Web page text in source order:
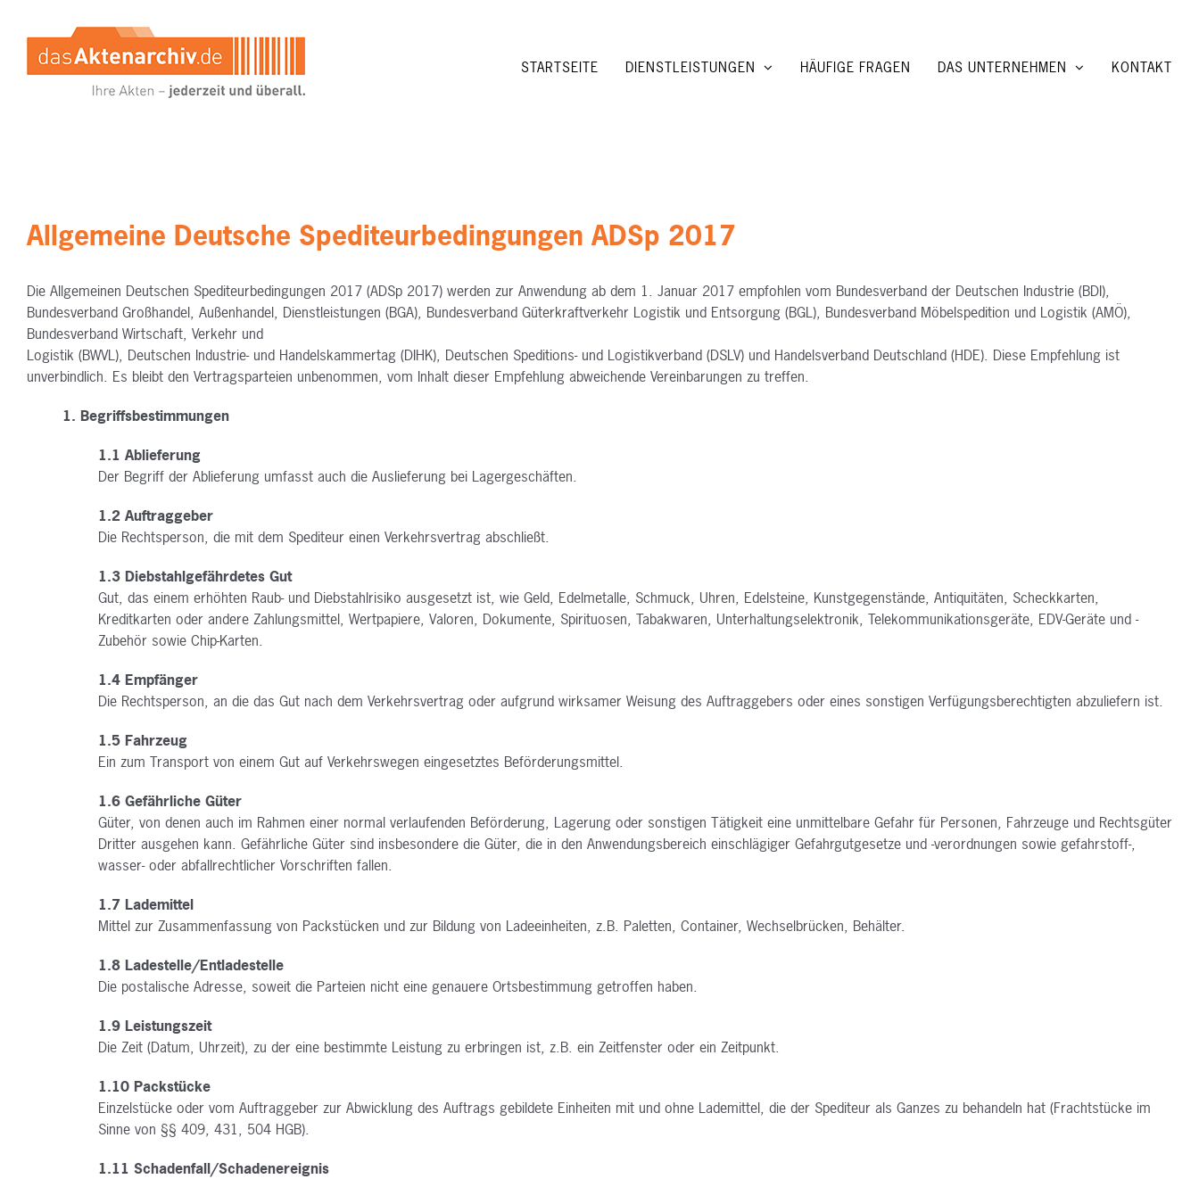
springen
STARTSEITE DIENSTLEISTUNGEN HÄUFIGE FRAGEN DAS UNTERNEHMEN KONTAKT
Allgemeine Deutsche Spediteurbedingungen ADSp 2017
Die Allgemeinen Deutschen Spediteurbedingungen 2017 (ADSp 2017) werden zur Anwendung ab dem 1. Januar 2017 empfohlen vom Bundesverband der Deutschen Industrie (BDI),
Bundesverband Großhandel, Außenhandel, Dienstleistungen (BGA), Bundesverband Güterkraftverkehr Logistik und Entsorgung (BGL), Bundesverband Möbelspedition und Logistik (AMÖ),
Bundesverband Wirtschaft, Verkehr und
Logistik (BWVL), Deutschen Industrie- und Handelskammertag (DIHK), Deutschen Speditions- und Logistikverband (DSLV) und Handelsverband Deutschland (HDE). Diese Empfehlung ist
unverbindlich. Es bleibt den Vertragsparteien unbenommen, vom Inhalt dieser Empfehlung abweichende Vereinbarungen zu treffen.
1. Begriffsbestimmungen
1.1 Ablieferung
Der Begriff der Ablieferung umfasst auch die Auslieferung bei Lagergeschäften.
1.2 Auftraggeber
Die Rechtsperson, die mit dem Spediteur einen Verkehrsvertrag abschließt.
1.3 Diebstahlgefährdetes Gut
Gut, das einem erhöhten Raub- und Diebstahlrisiko ausgesetzt ist, wie Geld, Edelmetalle, Schmuck, Uhren, Edelsteine, Kunstgegenstände, Antiquitäten, Scheckkarten,
Kreditkarten oder andere Zahlungsmittel, Wertpapiere, Valoren, Dokumente, Spirituosen, Tabakwaren, Unterhaltungselektronik, Telekommunikationsgeräte, EDV-Geräte und -
Zubehör sowie Chip-Karten.
1.4 Empfänger
Die Rechtsperson, an die das Gut nach dem Verkehrsvertrag oder aufgrund wirksamer Weisung des Auftraggebers oder eines sonstigen Verfügungsberechtigten abzuliefern ist.
1.5 Fahrzeug
Ein zum Transport von einem Gut auf Verkehrswegen eingesetztes Beförderungsmittel.
1.6 Gefährliche Güter
Güter, von denen auch im Rahmen einer normal verlaufenden Beförderung, Lagerung oder sonstigen Tätigkeit eine unmittelbare Gefahr für Personen, Fahrzeuge und Rechtsgüter
Dritter ausgehen kann. Gefährliche Güter sind insbesondere die Güter, die in den Anwendungsbereich einschlägiger Gefahrgutgesetze und -verordnungen sowie gefahrstoff-,
wasser- oder abfallrechtlicher Vorschriften fallen.
1.7 Lademittel
Mittel zur Zusammenfassung von Packstücken und zur Bildung von Ladeeinheiten, z.B. Paletten, Container, Wechselbrücken, Behälter.
1.8 Ladestelle/Entladestelle
Die postalische Adresse, soweit die Parteien nicht eine genauere Ortsbestimmung getroffen haben.
1.9 Leistungszeit
Die Zeit (Datum, Uhrzeit), zu der eine bestimmte Leistung zu erbringen ist, z.B. ein Zeitfenster oder ein Zeitpunkt.
1.10 Packstücke
Einzelstücke oder vom Auftraggeber zur Abwicklung des Auftrags gebildete Einheiten mit und ohne Lademittel, die der Spediteur als Ganzes zu behandeln hat (Frachtstücke im
Sinne von §§ 409, 431, 504 HGB).
1.11 Schadenfall/Schadenereignis